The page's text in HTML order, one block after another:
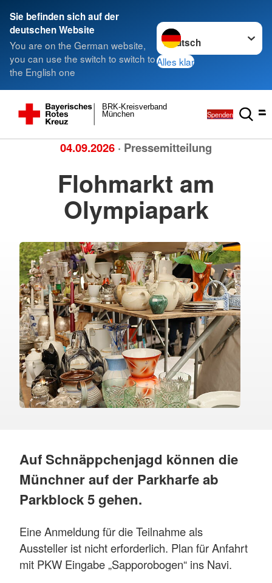
Sie befinden sich auf der
deutschen Website
You are on the German website,
you can use the switch to switch to
the English one
Sprache wechseln zu
Alles klar
München
BRK-Kreisverband
Spenden
04.09.2026 · Pressemitteilung
Flohmarkt am
Olympiapark
Auf Schnäppchenjagd können die
Münchner auf der Parkharfe ab
Parkblock 5 gehen.
Eine Anmeldung für die Teilnahme als
Aussteller ist nicht erforderlich. Plan für Anfahrt
mit PKW Eingabe „Sapporobogen“ ins Navi.